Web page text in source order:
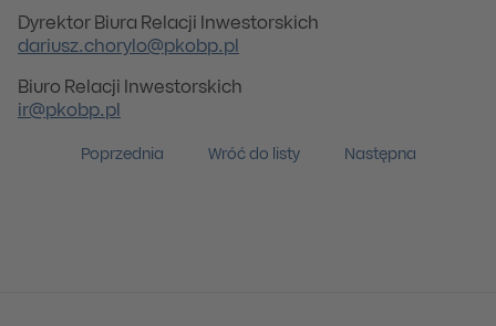
Dyrektor Biura Relacji Inwestorskich
dariusz.chorylo@pkobp.pl
Biuro Relacji Inwestorskich
ir@pkobp.pl
Poprzednia Wróć do listy Następna